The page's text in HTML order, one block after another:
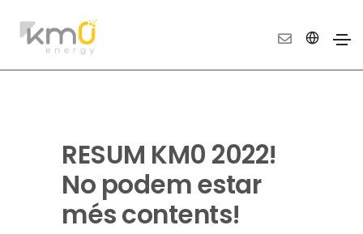
RESUM KM0 2022!
No podem estar
més contents!